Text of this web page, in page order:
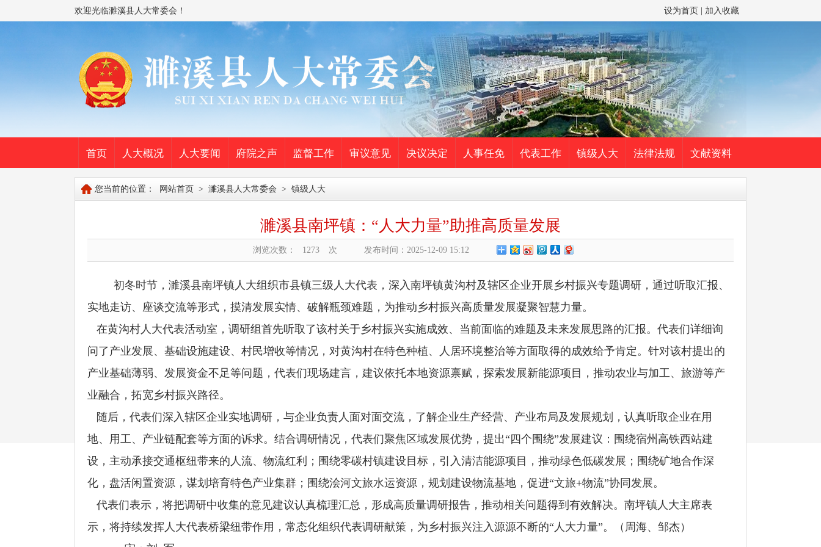
欢迎光临濉溪县人大常委会！ 设为首页 加入收藏
首页 人大概况 人大要闻 府院之声 监督工作 审议意见 决议决定 人事任免 代表工作 镇级人大 法律法规 文献资料
您当前的位置： 网站首页 > 濉溪县人大常委会 > 镇级人大
濉溪县南坪镇：“人大力量”助推高质量发展
浏览次数： 1273 次 发布时间：2025-12-09 15:12
初冬时节，濉溪县南坪镇人大组织市县镇三级人大代表，深入南坪镇黄沟村及辖区企业开展乡村振兴专题调研，通过听取汇报、
实地走访、座谈交流等形式，摸清发展实情、破解瓶颈难题，为推动乡村振兴高质量发展凝聚智慧力量。
在黄沟村人大代表活动室，调研组首先听取了该村关于乡村振兴实施成效、当前面临的难题及未来发展思路的汇报。代表们详细询
问了产业发展、基础设施建设、村民增收等情况，对黄沟村在特色种植、人居环境整治等方面取得的成效给予肯定。针对该村提出的
产业基础薄弱、发展资金不足等问题，代表们现场建言，建议依托本地资源禀赋，探索发展新能源项目，推动农业与加工、旅游等产
业融合，拓宽乡村振兴路径。
随后，代表们深入辖区企业实地调研，与企业负责人面对面交流，了解企业生产经营、产业布局及发展规划，认真听取企业在用
地、用工、产业链配套等方面的诉求。结合调研情况，代表们聚焦区域发展优势，提出“四个围绕”发展建议：围绕宿州高铁西站建
设，主动承接交通枢纽带来的人流、物流红利；围绕零碳村镇建设目标，引入清洁能源项目，推动绿色低碳发展；围绕矿地合作深
化，盘活闲置资源，谋划培育特色产业集群；围绕浍河文旅水运资源，规划建设物流基地，促进“文旅+物流”协同发展。
代表们表示，将把调研中收集的意见建议认真梳理汇总，形成高质量调研报告，推动相关问题得到有效解决。南坪镇人大主席表
示，将持续发挥人大代表桥梁纽带作用，常态化组织代表调研献策，为乡村振兴注入源源不断的“人大力量”。 （ 周海、 邹杰）